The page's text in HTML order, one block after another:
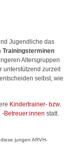
Jugendliche das
Trainingsterminen
Altersgruppen
unterstützend zurzeit
selbst, wie
Kindertrainer- bzw.
Betreuer:innen statt.
jungen ARVH-